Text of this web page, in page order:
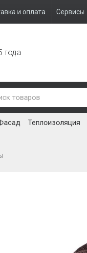
и оплата Сервисы
года
Теплоизоляция